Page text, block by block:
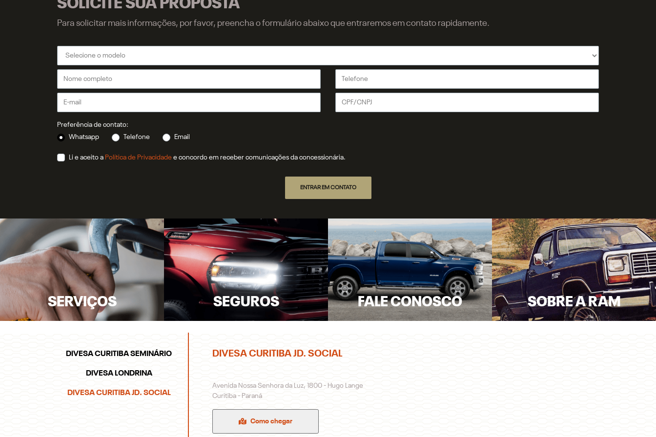
SOLICITE SUA PROPOSTA
Para solicitar mais informações, por favor, preencha o formulário abaixo que entraremos em contato rapidamente.
Preferência de contato:
Whatsapp
Telefone Email
Li e aceito a Política de Privacidade e concordo em receber comunicações da concessionária.
ENTRAR EM CONTATO
SERVIÇOS SEGUROS FALE CONOSCO SOBRE A RAM
DIVESA CURITIBA SEMINÁRIO
DIVESA LONDRINA
DIVESA CURITIBA JD. SOCIAL
DIVESA CURITIBA JD. SOCIAL
Avenida Nossa Senhora da Luz, 1800 - Hugo Lange
Curitiba - Paraná
Como chegar